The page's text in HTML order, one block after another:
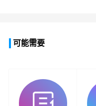
可能需要